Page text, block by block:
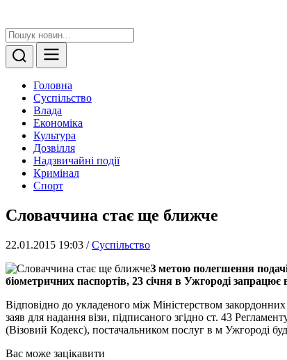
Головна
Суспільство
Влада
Економіка
Культура
Дозвілля
Надзвичайні події
Кримінал
Спорт
Словаччина стає ще ближче
22.01.2015 19:03 /Суспільство
З метою полегшення
біометричних паспортів, 23 січня в Ужгороді
Відповідно до укладеного між Міністерством
заяв для надання візи, підписаного згідно ст. 43
(Візовий Кодекс), постачальником послуг в м Ужгороді
Вас може зацікавити